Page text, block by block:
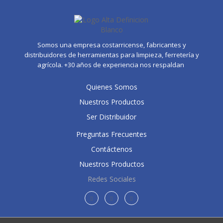
Somos una empresa costarricense, fabricantes y
distribuidores de herramientas para limpieza, ferretería y
agrícola. +30 años de experiencia nos respaldan
Quienes Somos
Nuestros Productos
Ser Distribuidor
Preguntas Frecuentes
Contáctenos
Nuestros Productos
Redes Sociales